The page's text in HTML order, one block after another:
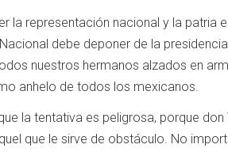
la representación nacional y la
debe deponer de la
nuestros hermanos alzados en
anhelo de todos los mexicanos.
la tentativa es peligrosa, porque
que le sirve de obstáculo. No